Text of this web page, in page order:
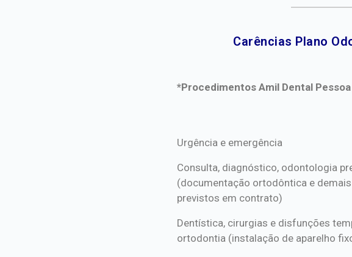
Carências Plano
*Procedimentos Amil Dental
*Procedimentos Amil Dental Pessoa
Urgência e emergência
Consulta, diagnóstico, odontologia
(documentação ortodôntica e
previstos em contrato)
Dentística, cirurgias e disfunções
ortodontia (instalação de aparelho